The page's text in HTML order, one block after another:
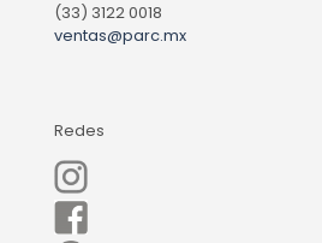
(33) 3122 0018
ventas@parc.mx
Redes